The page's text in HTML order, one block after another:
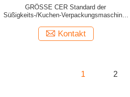
GRÖSSE CER Standard der
Süßigkeits-/Kuchen-Verpackungsmaschine-
Kontakt
1 2